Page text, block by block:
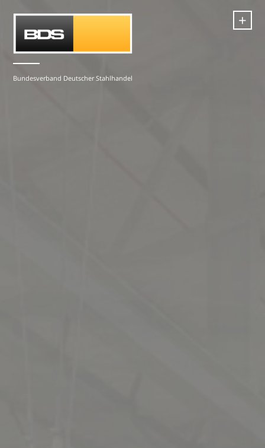
+
Bundesverband Deutscher Stahlhandel